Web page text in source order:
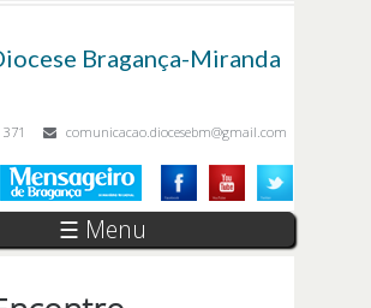
Bragança-Miranda
comunicacao.diocesebm@gmail.com
☰ Menu